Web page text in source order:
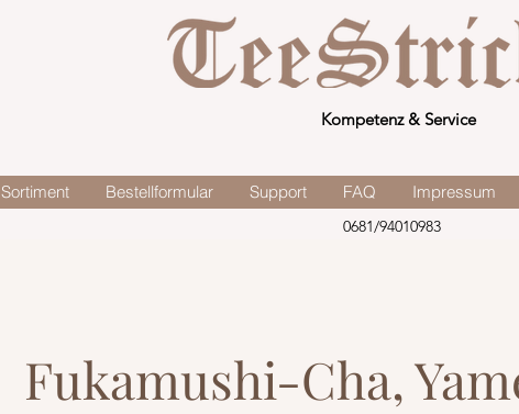
Kompetenz & Service
Sortiment Bestellformular Support FAQ Impressum
0681/94010983
Fukamushi-Cha,